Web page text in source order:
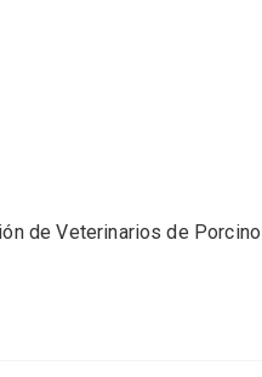
de Veterinarios de